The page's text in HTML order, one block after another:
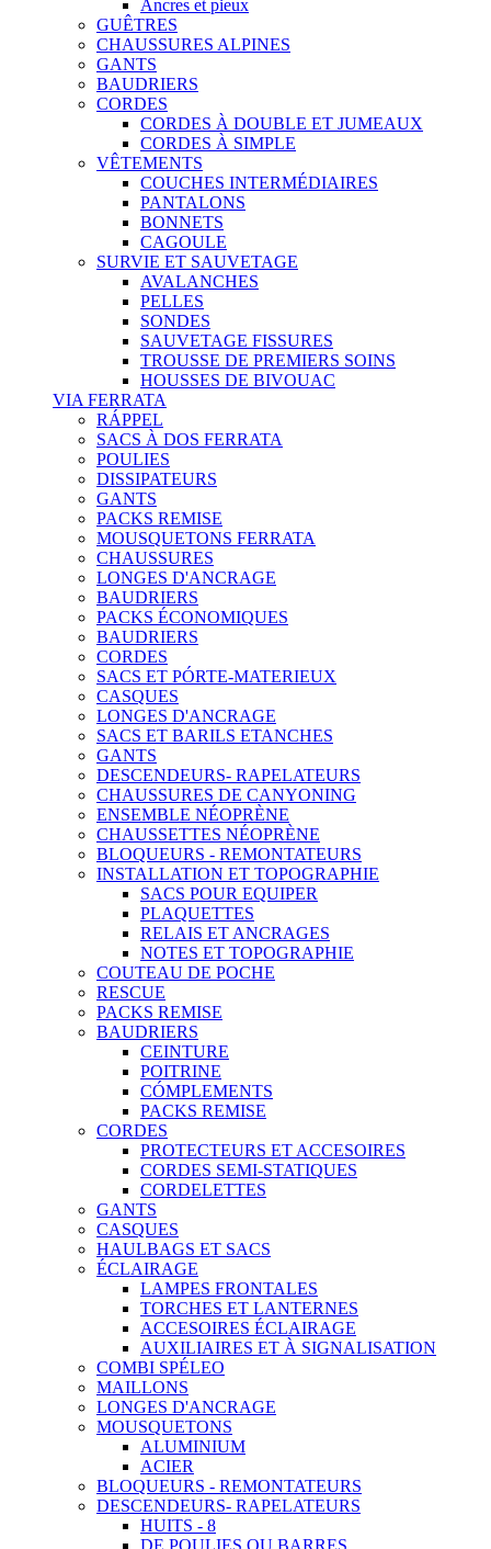
Ancres et pieux
GUÊTRES
CHAUSSURES ALPINES
GANTS
BAUDRIERS
CORDES
CORDES À DOUBLE ET JUMEAUX
CORDES À SIMPLE
VÊTEMENTS
COUCHES INTERMÉDIAIRES
PANTALONS
BONNETS
CAGOULE
SURVIE ET SAUVETAGE
AVALANCHES
PELLES
SONDES
SAUVETAGE FISSURES
TROUSSE DE PREMIERS SOINS
HOUSSES DE BIVOUAC
VIA FERRATA
RÁPPEL
SACS À DOS FERRATA
POULIES
DISSIPATEURS
GANTS
PACKS REMISE
MOUSQUETONS FERRATA
CHAUSSURES
LONGES D'ANCRAGE
BAUDRIERS
PACKS ÉCONOMIQUES
BAUDRIERS
CORDES
SACS ET PÓRTE-MATERIEUX
CASQUES
LONGES D'ANCRAGE
SACS ET BARILS ETANCHES
GANTS
DESCENDEURS- RAPELATEURS
CHAUSSURES DE CANYONING
ENSEMBLE NÉOPRÈNE
CHAUSSETTES NÉOPRÈNE
BLOQUEURS - REMONTATEURS
INSTALLATION ET TOPOGRAPHIE
SACS POUR EQUIPER
PLAQUETTES
RELAIS ET ANCRAGES
NOTES ET TOPOGRAPHIE
COUTEAU DE POCHE
RESCUE
PACKS REMISE
BAUDRIERS
CEINTURE
POITRINE
CÓMPLEMENTS
PACKS REMISE
CORDES
PROTECTEURS ET ACCESOIRES
CORDES SEMI-STATIQUES
CORDELETTES
GANTS
CASQUES
HAULBAGS ET SACS
ÉCLAIRAGE
LAMPES FRONTALES
TORCHES ET LANTERNES
ACCESOIRES ÉCLAIRAGE
AUXILIAIRES ET À SIGNALISATION
COMBI SPÉLEO
MAILLONS
LONGES D'ANCRAGE
MOUSQUETONS
ALUMINIUM
ACIER
BLOQUEURS - REMONTATEURS
DESCENDEURS- RAPELATEURS
HUITS - 8
DE POULIES OU BARRES